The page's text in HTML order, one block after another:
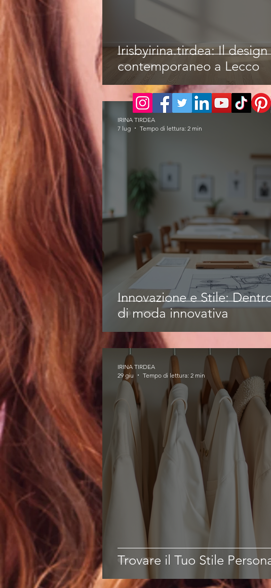
Irisbyirina.tirdea: Il
contemporaneo a Lecco
Innovazione e Stile:
di moda innovativa
IRINA TIRDEA
7 lug
Tempo di lettura: 2 min
Trovare il Tuo Stile
IRINA TIRDEA
29 giu
Tempo di lettura: 2 min